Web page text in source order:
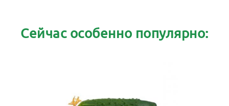
Сейчас особенно популярно: